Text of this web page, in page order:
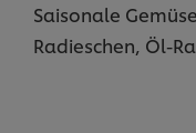
Saisonale
Radieschen, Öl-